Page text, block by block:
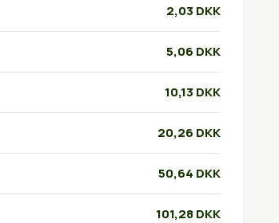
2,03 DKK
5,06 DKK
10,13 DKK
20,26 DKK
50,64 DKK
101,28 DKK